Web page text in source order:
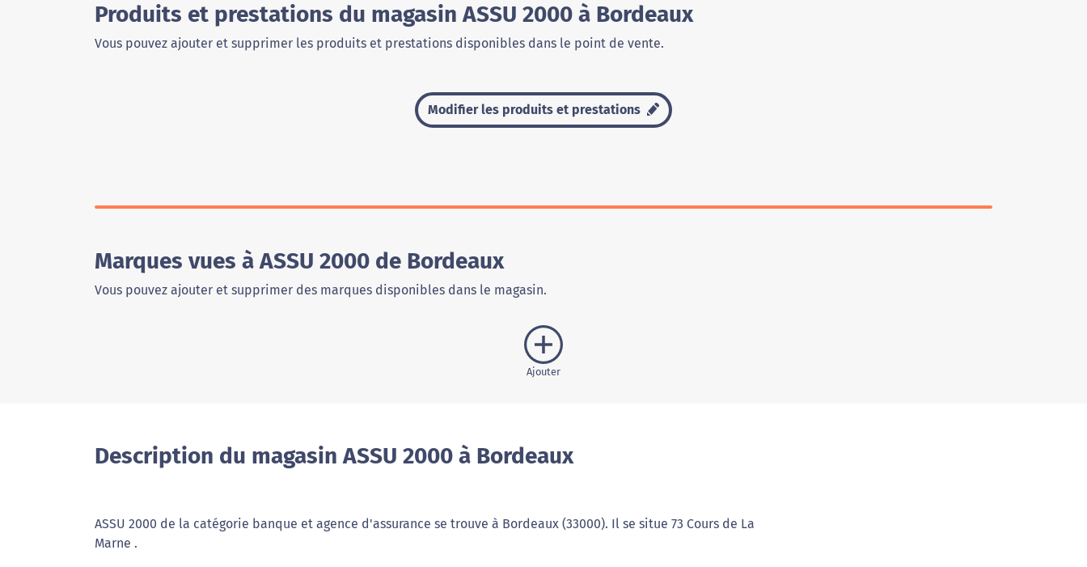
Produits et prestations du magasin ASSU 2000 à Bordeaux
Vous pouvez ajouter et supprimer les produits et prestations disponibles dans le point de vente.
Modifier les produits et prestations
Marques vues à ASSU 2000 de Bordeaux
Vous pouvez ajouter et supprimer des marques disponibles dans le magasin.
Ajouter
Description du magasin ASSU 2000 à Bordeaux
ASSU 2000 de la catégorie banque et agence d'assurance se trouve à Bordeaux (33000). Il se situe 73 Cours de La
Marne .